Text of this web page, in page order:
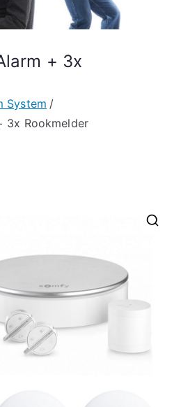
+ 3x
System
3x Rookmelder